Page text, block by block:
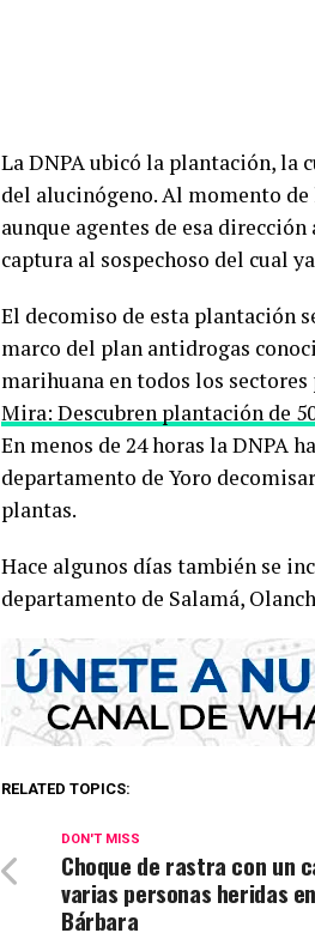
La DNPA ubicó la plantación, la
del alucinógeno. Al momento
aunque agentes de esa
captura al sospechoso del cual
El decomiso de esta plantación
marco del plan antidrogas
marihuana en todos los sectores
Mira: Descubren plantación de
En menos de 24 horas la DNPA
departamento de Yoro
plantas.
Hace algunos días también se
departamento de Salamá,
RELATED TOPICS:
DON'T MISS
Choque de rastra con un
varias personas heridas
Bárbara